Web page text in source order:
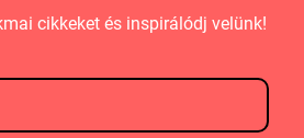
cikkeket és inspirálódj velünk!